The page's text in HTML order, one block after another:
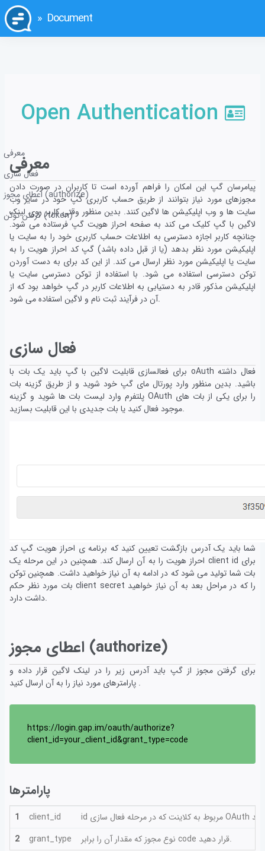
Document
Open Authentication
معرفی
فعال سازی
اعطای مجوز (authorize)
گرفتن توکن (token)
معرفی
پیامرسان گپ این امکان را فراهم آورده است تا کاربران در صورت دادن
مجوزهای مورد نیاز بتوانند از طریق حساب کاربری گپ خود در سایر وب
سایت ها و وب اپلیکیشن ها لاگین کنند. بدین منظور وقتی کاربر روی لینک
لاگین با گپ کلیک می کند به صفحه احراز هویت گپ فرستاده می شود.
چنانچه کاربر اجازه دسترسی به اطلاعات حساب کاربری خود را به سایت یا
اپلیکیشن مورد نظر بدهد (یا از قبل داده باشد) گپ کد احراز هویت را به
سایت یا اپلیکیشن مورد نظر ارسال می کند. از این کد برای به دست آوردن
توکن دسترسی استفاده می شود. با استفاده از توکن دسترسی سایت یا
اپلیکیشن مذکور قادر به دستیابی به اطلاعات کاربر در گپ خواهد بود که از
آن در فرآیند ثبت نام و لاگین استفاده می شود.
فعال سازی
برای فعالسازی قابلیت لاگین با گپ باید یک بات با oAuth فعال داشته
باشید. بدین منظور وارد پورتال مای گپ خود شوید و از طریق گزینه بات
پلتفرم وارد لیست بات ها شوید و گزینه OAuth را برای یکی از بات های
موجود فعال کنید یا بات جدیدی با این قابلیت بسازید.
شما باید یک آدرس بازگشت تعیین کنید که برنامه ی احراز هویت گپ کد
احراز هویت را به آن ارسال کند. همچنین در این مرحله یک client id برای
بات شما تولید می شود که در ادامه به آن نیاز خواهید داشت. همچنین توکن
بات مورد نظر حکم client secret را که در مراحل بعد به آن نیاز خواهید
داشت دارد.
اعطای مجوز (authorize)
برای گرفتن مجوز از گپ باید آدرس زیر را در لینک لاگین قرار داده و
پارامترهای مورد نیاز را به آن ارسال کنید .
https://login.gap.im/oauth/authorize?
client_id=your_client_id&grant_type=code
پارامترها
1
client_id
2
grant_type نوع مجوز که مقدار آن را برابر code قرار دهید.